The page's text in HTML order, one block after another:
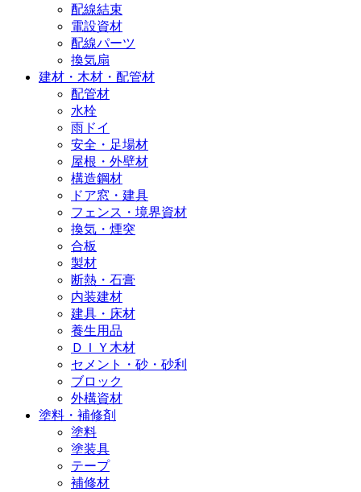
配線結束
電設資材
配線パーツ
換気扇
建材・木材・配管材
配管材
水栓
雨ドイ
安全・足場材
屋根・外壁材
構造鋼材
ドア窓・建具
フェンス・境界資材
換気・煙突
合板
製材
断熱・石膏
内装建材
建具・床材
養生用品
ＤＩＹ木材
セメント・砂・砂利
ブロック
外構資材
塗料・補修剤
塗料
塗装具
テープ
補修材